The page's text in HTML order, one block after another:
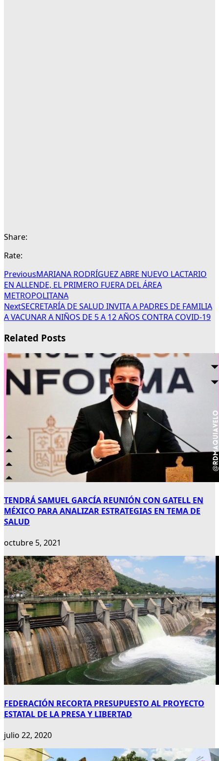
Share:
Rate:
PreviousMARIANA RODRÍGUEZ ABRE NUEVO LACTARIO
EN ALLENDE, EL PRIMERO FUERA DEL ÁREA
METROPOLITANA
NextSECRETARÍA DE SALUD INVITA A PADRES DE FAMILIA
A VACUNAR A NIÑOS DE 5 A 12 AÑOS CONTRA COVID-19
Related Posts
TENDRÁ SAMUEL GARCÍA REUNIÓN CON GATELL EN
MÉXICO PARA ANALIZAR ESTRATEGIAS EN TEMA DE
SALUD
octubre 5, 2021
FEDERACIÓN RECORTA PRESUPUESTO AL PROYECTO
ESTATAL DE LA PRESA Y LIBERTAD
julio 22, 2020